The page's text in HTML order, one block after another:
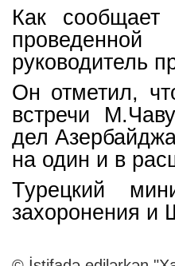
Как сообщает
руководитель
Он отметил,
встречи
дел
на один и в
Турецкий
захоронения и